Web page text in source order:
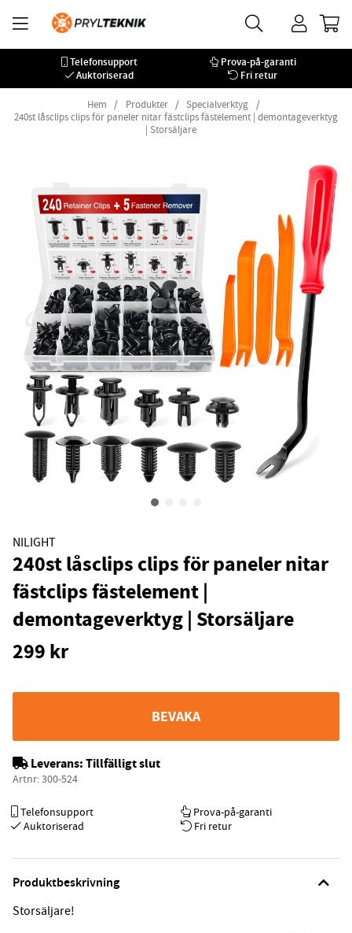
Telefonsupport
Prova-på-garanti
Auktoriserad
Fri retur
Hem Produkter
Specialverktyg
240st låsclips clips för paneler nitar fästclips fästelement | demontageverktyg
| Storsäljare
NILIGHT
240st låsclips clips för paneler nitar
fästclips fästelement |
demontageverktyg | Storsäljare
299 kr
BEVAKA
Leverans:Tillfälligt slut
Artnr:300-524
Telefonsupport
Prova-på-garanti
Auktoriserad
Fri retur
Produktbeskrivning
Storsäljare!